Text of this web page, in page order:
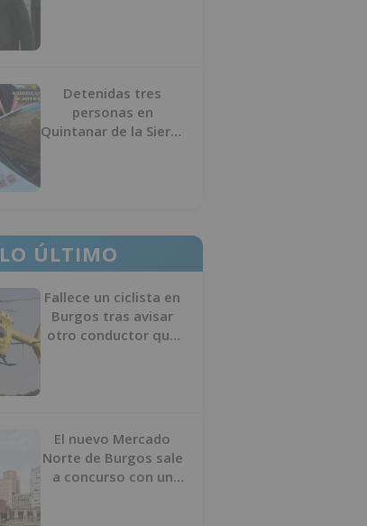
Detenidas tres
personas en
Quintanar de la Sierra
LO ÚLTIMO
Fallece un ciclista en
Burgos tras avisar
otro conductor que
El nuevo Mercado
Norte de Burgos sale
a concurso con un